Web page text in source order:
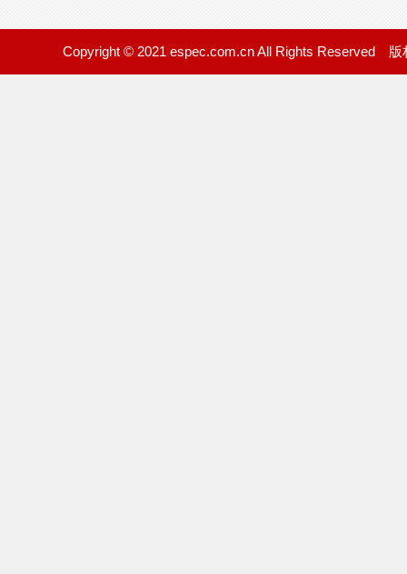
Copyright © 2021 espec.com.cn All Rights Reserved